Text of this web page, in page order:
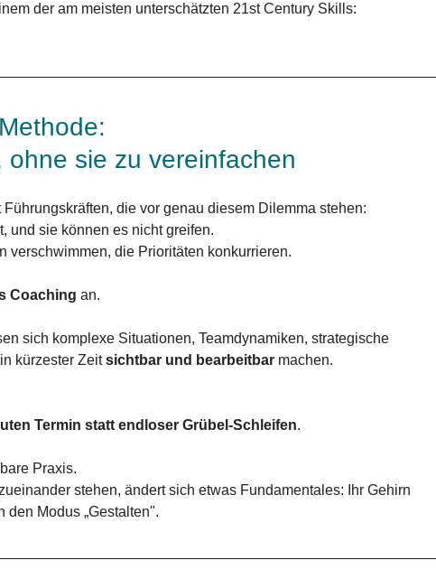
der am meisten unterschätzten 21st Century Skills:
sie zu vereinfachen
die vor genau diesem Dilemma stehen:
und sie können es nicht greifen.
verschwimmen, die Prioritäten konkurrieren.
Coaching an.
sich komplexe Situationen, Teamdynamiken, strategische
kürzester Zeit sichtbar und bearbeitbar machen.
Termin statt endloser Grübel-Schleifen.
Praxis.
stehen, ändert sich etwas Fundamentales: Ihr Gehirn
den Modus „Gestalten".